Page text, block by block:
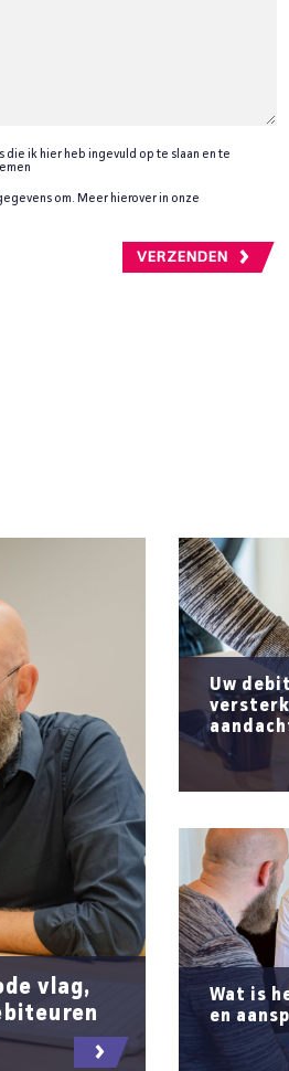
ik hier heb ingevuld op te slaan en te
om. Meer hierover in onze
VERZENDEN
vlag,
Uw
Wat is
en